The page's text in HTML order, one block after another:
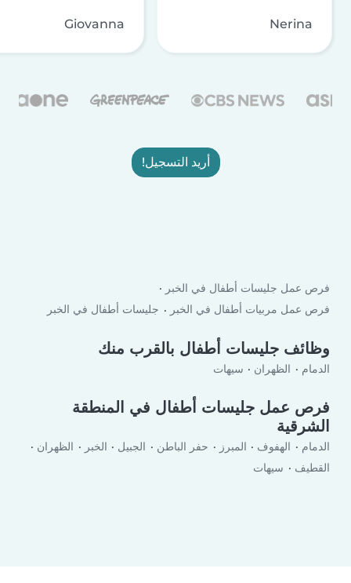
Nerina
Giovanna
أريد التسجيل!
فرص عمل جليسات أطفال في الخبر
فرص عمل مربيات أطفال في الخبر
جليسات أطفال في الخبر
وظائف جليسات أطفال بالقرب منك
الدمام الظهران سيهات
فرص عمل جليسات أطفال في المنطقة
الشرقية
الدمام الهفوف المبرز حفر الباطن‎ الجبيل الخبر
الظهران
القطيف
سيهات